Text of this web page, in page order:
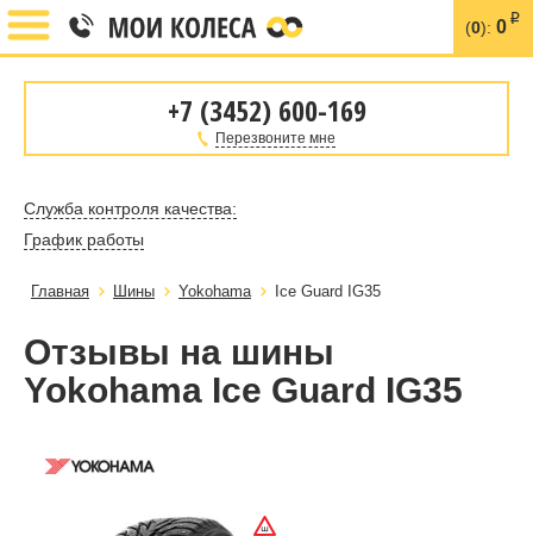
(0): 0 i
+7 (3452) 600-169
Перезвоните мне
Служба контроля качества:
График работы
Главная Шины Yokohama Ice Guard IG35
Отзывы на шины
Yokohama Ice Guard IG35